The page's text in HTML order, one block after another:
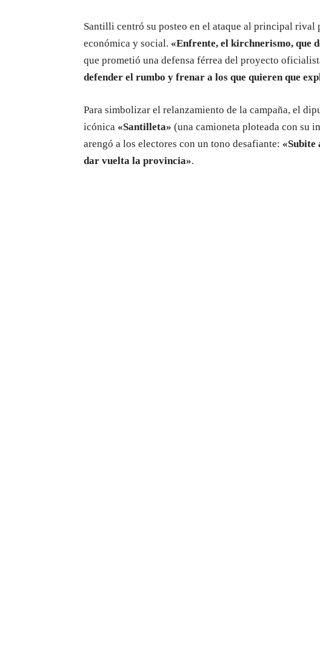
Santilli centró su posteo en el ataque al principal
económica y social. «Enfrente, el kirchnerismo, que
que prometió una defensa férrea del proyecto
defender el rumbo y frenar a los que quieren que
Para simbolizar el relanzamiento de la campaña, el
icónica «Santilleta» (una camioneta ploteada con su
arengó a los electores con un tono desafiante: «Subite
dar vuelta la provincia».